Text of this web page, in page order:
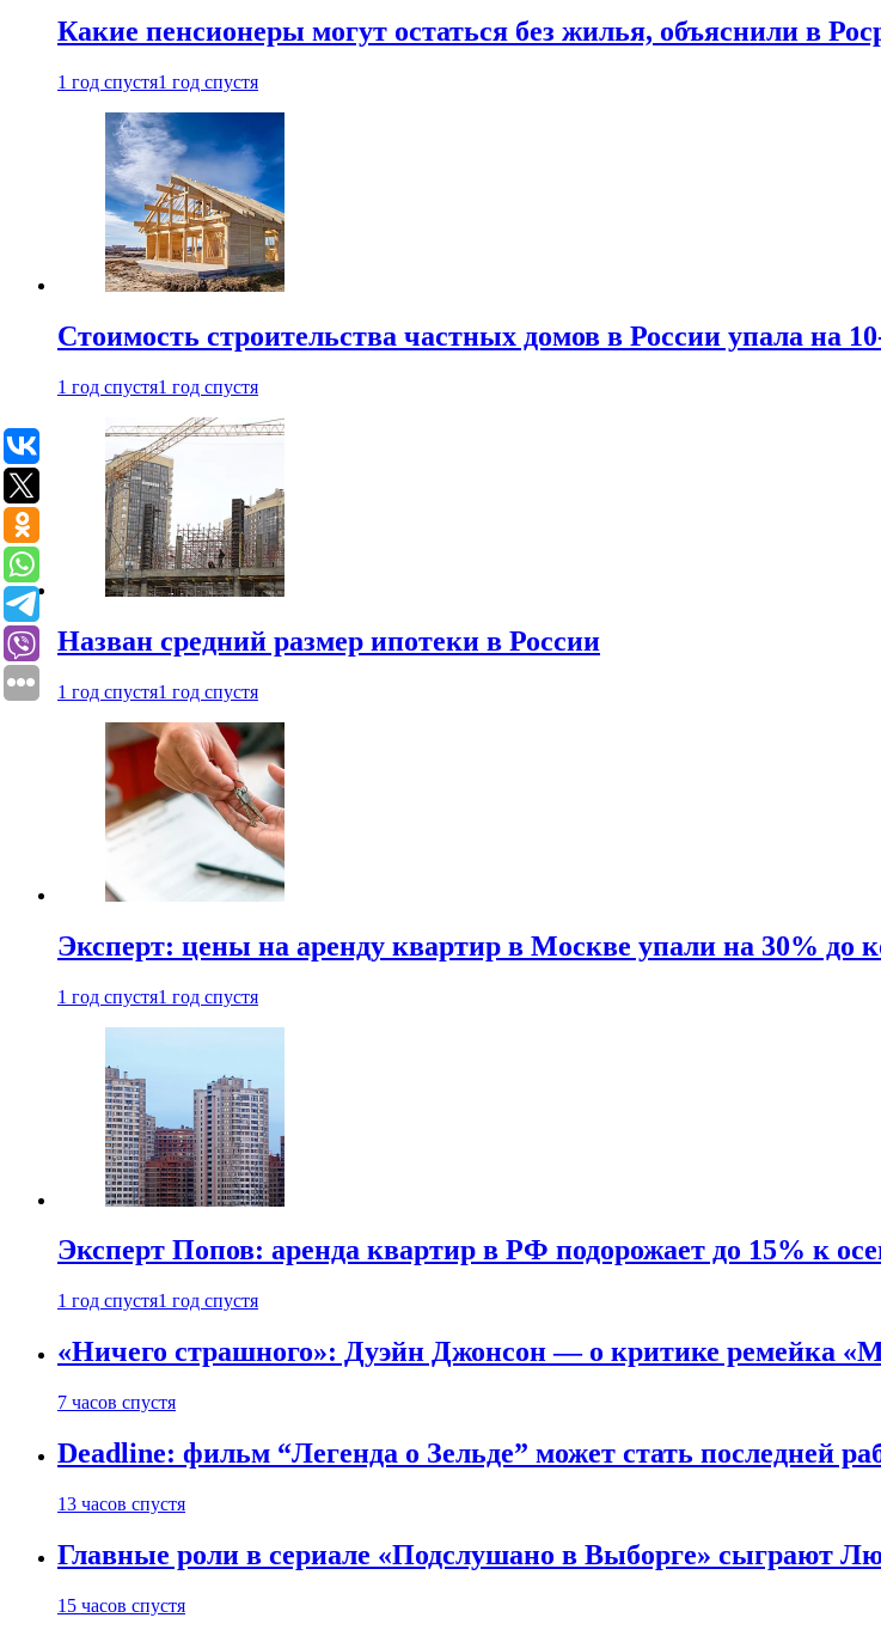
Какие пенсионеры могут остаться без жилья, объяснили в
1 год спустя1 год спустя
Стоимость строительства частных домов в России упала на
1 год спустя1 год спустя
Назван средний размер ипотеки в России
1 год спустя1 год спустя
Эксперт: цены на аренду квартир в Москве упали на 30% до
1 год спустя1 год спустя
Эксперт Попов: аренда квартир в РФ подорожает до 15% к
1 год спустя1 год спустя
«Ничего страшного»: Дуэйн Джонсон — о критике ремейка
7 часов спустя
Deadline: фильм “Легенда о Зельде” может стать последней
13 часов спустя
Главные роли в сериале «Подслушано в Выборге» сыграют
15 часов спустя